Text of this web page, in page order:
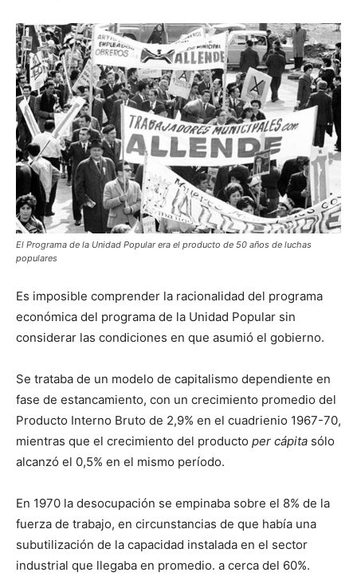
El Programa de la Unidad Popular era el producto de 50 años de luchas
populares
Es imposible comprender la racionalidad del programa
económica del programa de la Unidad Popular sin
considerar las condiciones en que asumió el gobierno.
Se trataba de un modelo de capitalismo dependiente en
fase de estancamiento, con un crecimiento promedio del
Producto Interno Bruto de 2,9% en el cuadrienio 1967-70,
mientras que el crecimiento del producto per cápita sólo
alcanzó el 0,5% en el mismo período.
En 1970 la desocupación se empinaba sobre el 8% de la
fuerza de trabajo, en circunstancias de que había una
subutilización de la capacidad instalada en el sector
industrial que llegaba en promedio. a cerca del 60%.